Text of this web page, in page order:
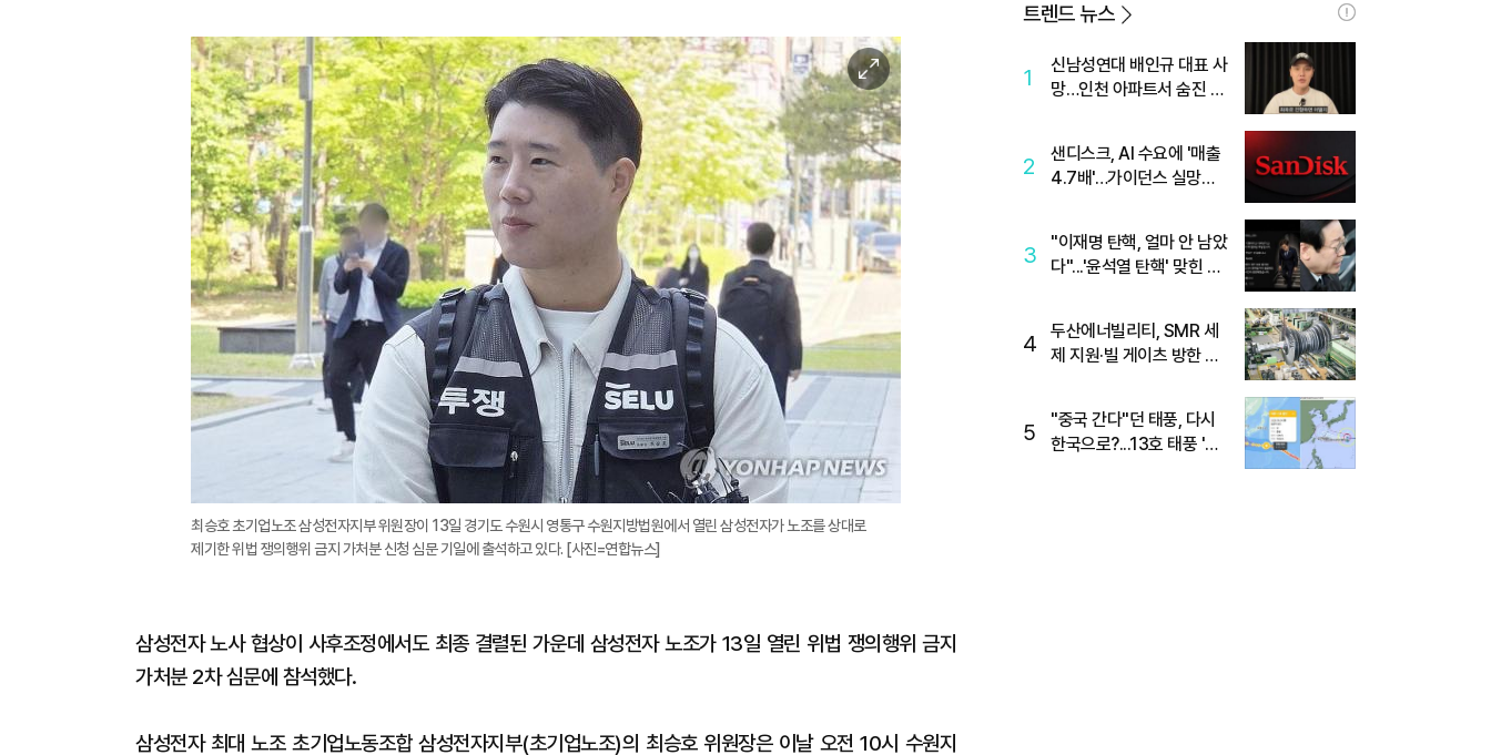
이
미
지
확
대
최승호 초기업노조 삼성전자지부 위원장이 13일 경기도 수원시 영통구 수원지방법원에서 열린 삼성전자가 노조를 상대로
제기한 위법 쟁의행위 금지 가처분 신청 심문 기일에 출석하고 있다. [사진=연합뉴스]
삼성전자 노사 협상이 사후조정에서도 최종 결렬된 가운데 삼성전자 노조가 13일 열린 위법 쟁의행위 금지
가처분 2차 심문에 참석했다.
삼성전자 최대 노조 초기업노동조합 삼성전자지부(초기업노조)의 최승호 위원장은 이날 오전 10시 수원지
트렌드 뉴스
1
신남성연대 배인규 대표 사
망…인천 아파트서 숨진 채
2
샌디스크, AI 수요에 '매출
4.7배'…가이던스 실망에
3
"이재명 탄핵, 얼마 안 남았
다"...'윤석열 탄핵' 맞힌 무
4
두산에너빌리티, SMR 세
제 지원·빌 게이츠 방한 기
5
"중국 간다"던 태풍, 다시
한국으로?...13호 태풍 '돌